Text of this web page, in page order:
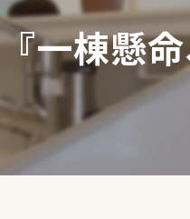
リフォーム
エクステリア
外壁塗装
一棟懸命